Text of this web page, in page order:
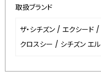
取扱ブランド
ザ・シチズン / エクシード /
クロスシー / シチズン エル